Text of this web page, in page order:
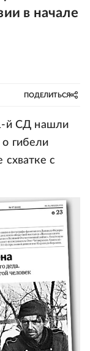
в начале
ПОДЕЛИТЬСЯ
й СД нашли
гибели
с